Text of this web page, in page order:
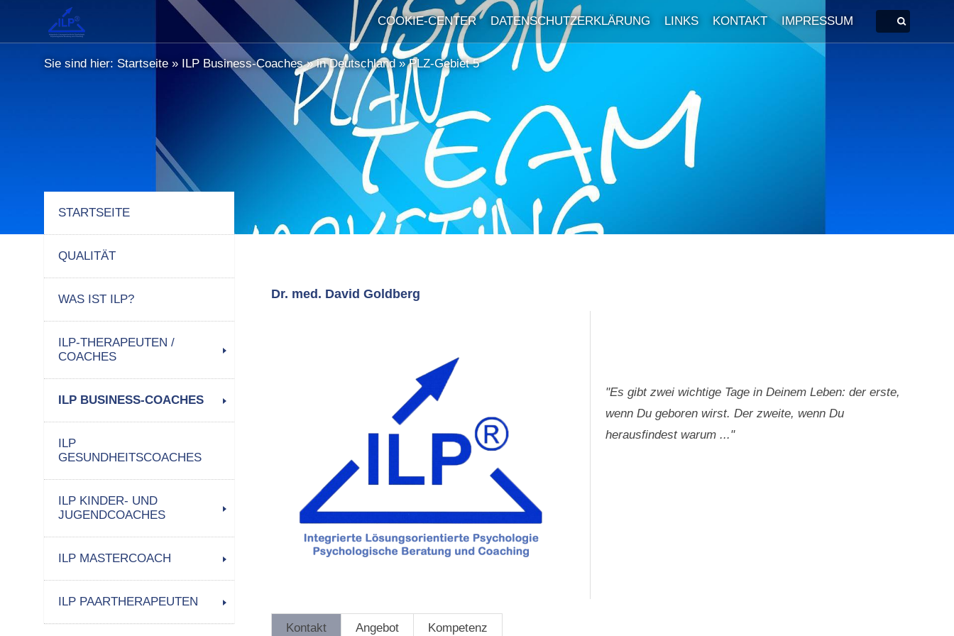
Sie sind hier: Startseite » ILP Business-Coaches»in Deutschland»PLZ-Gebiet 5
IMPRESSUM
KONTAKT
LINKS
DATENSCHUTZERKLÄRUNG
COOKIE-CENTER
STARTSEITE
QUALITÄT
WAS IST ILP?
ILP-THERAPEUTEN /
COACHES
ILP BUSINESS-COACHES
ILP
GESUNDHEITSCOACHES
ILP KINDER- UND
JUGENDCOACHES
ILP MASTERCOACH
ILP PAARTHERAPEUTEN
Dr. med. David Goldberg
"Es gibt zwei wichtige Tage in Deinem Leben: der erste,
wenn Du geboren wirst. Der zweite, wenn Du
herausfindest warum ..."
Kontakt Angebot Kompetenz